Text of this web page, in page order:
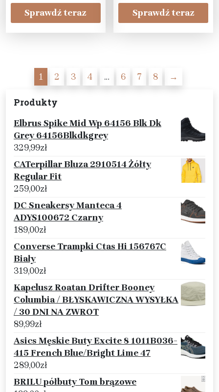
Sprawdź teraz Sprawdź teraz
1 2 3 4 … 6 7 8 →
Produkty
Elbrus Spike Mid Wp 64156 Blk Dk
Grey 64156Blkdkgrey
329,99zł
CATerpillar Bluza 2910514 Żółty
Regular Fit
259,00zł
DC Sneakersy Manteca 4
ADYS100672 Czarny
189,00zł
Converse Trampki Ctas Hi 156767C
Biały
319,00zł
Kapelusz Roatan Drifter Booney
Columbia / BŁYSKAWICZNA WYSYŁKA
/ 30 DNI NA ZWROT
89,99zł
Asics Męskie Buty Excite 8 1011B036-
415 French Blue/Bright Lime 47
289,00zł
BRILU półbuty Tom brązowe